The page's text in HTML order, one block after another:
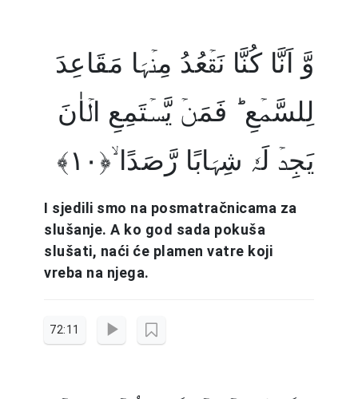
وَّ اَنَّا کُنَّا نَقۡعُدُ مِنۡہَا مَقَاعِدَ
لِلسَّمۡعِ ؕ فَمَنۡ یَّسۡتَمِعِ الۡاٰنَ
یَجِدۡ لَہٗ شِہَابًا رَّصَدًا ۙ﴿۱۰﴾
I sjedili smo na posmatračnicama za
slušanje. A ko god sada pokuša
slušati, naći će plamen vatre koji
vreba na njega.
72:11